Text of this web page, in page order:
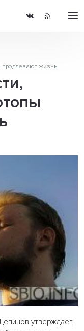
продлевают жизнь
утверждает,